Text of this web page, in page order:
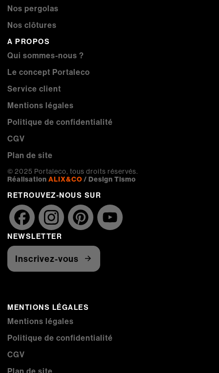
Nos pergolas
Nos clôtures
A PROPOS
Qui sommes-nous ?
Le concept Portaleco
Service client
Mentions légales
Politique de confidentialité
CGV
Plan de site
© 2025 Portaleco, tous droits réservés.
Réalisation ALIX&CO / Design Tismo
RETROUVEZ-NOUS SUR
Facebook
Instagram
Pinterest
NEWSLETTER
Inscrivez-vous
MENTIONS LÉGALES
Mentions légales
Politique de confidentialité
CGV
Plan de site